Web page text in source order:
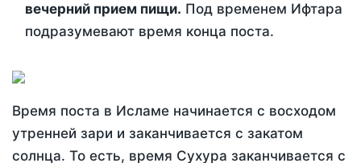
вечерний прием пищи. Под временем Ифтара
подразумевают время конца поста.
Время поста в Исламе начинается с восходом
утренней зари и заканчивается с закатом
солнца. То есть, время Сухура заканчивается с